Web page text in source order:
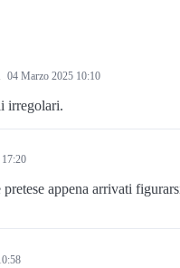
04 Marzo 2025 10:10
irregolari.
pretese appena arrivati